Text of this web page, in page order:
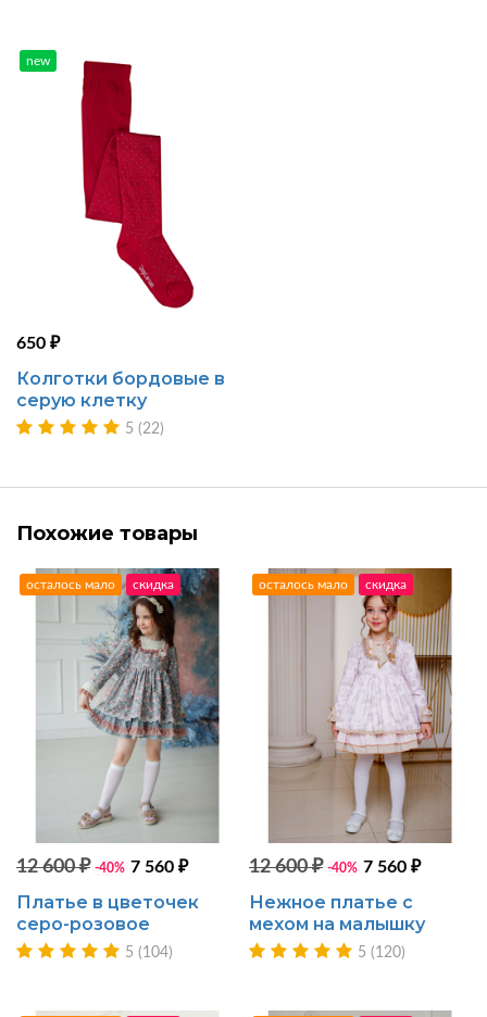
new
650 ₽
Колготки бордовые в
серую клетку
5 (22)
Похожие товары
осталось мало скидка
12 600 ₽ -40% 7 560 ₽
Платье в цветочек
серо-розовое
5 (104)
осталось мало скидка
12 600 ₽ -40% 7 560 ₽
Нежное платье с
мехом на малышку
5 (120)